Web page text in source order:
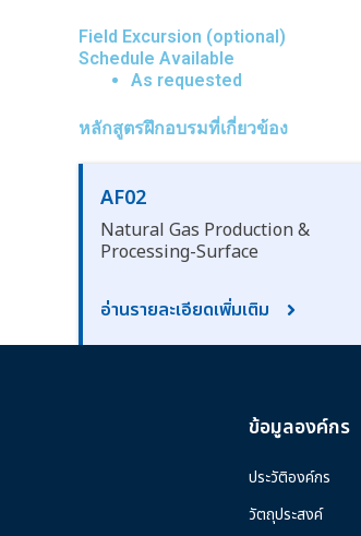
Field Excursion (optional)
Schedule Available
As requested
หลักสูตรฝึกอบรมที่เกี่ยวข้อง
AF02
Natural Gas Production &
Processing-Surface
อ่านรายละเอียดเพิ่มเติม
ข้อมูลองค์กร
ประวัติองค์กร
วัตถุประสงค์